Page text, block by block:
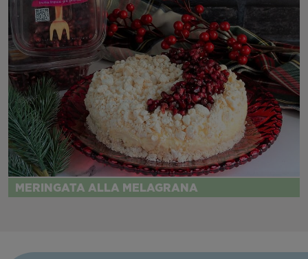
MERINGATA ALLA MELAGRANA